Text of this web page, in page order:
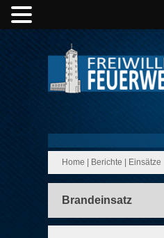
Home Berichte
Einsätze
Brandeinsatz